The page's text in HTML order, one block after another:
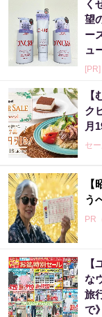
く
望
ー
ュ
[PR]
ク
月
セ
う
PR
う
PR
な
旅
で》